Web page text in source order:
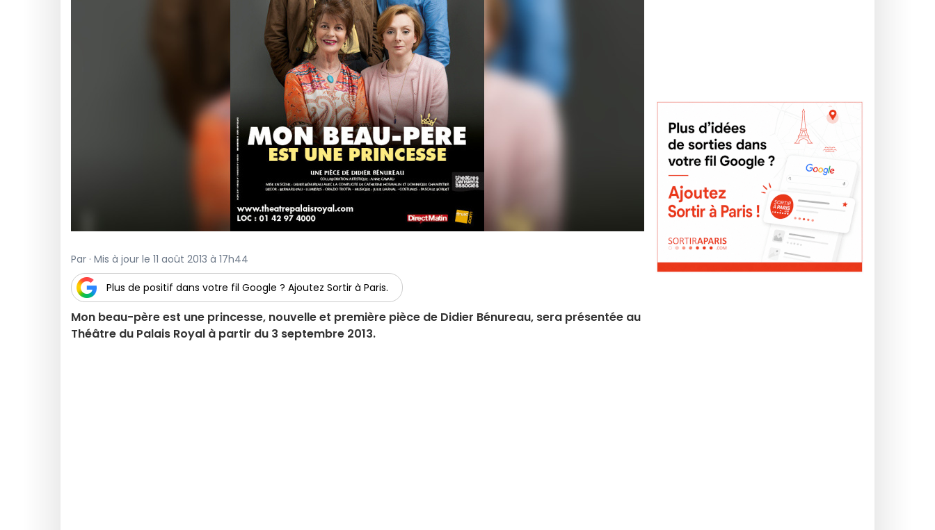
Par · Mis à jour le 11 août 2013 à 17h44
Plus de positif dans votre fil Google ? Ajoutez Sortir à Paris.
Mon beau-père est une princesse, nouvelle et première pièce de Didier Bénureau, sera présentée au
Théâtre du Palais Royal à partir du 3 septembre 2013.